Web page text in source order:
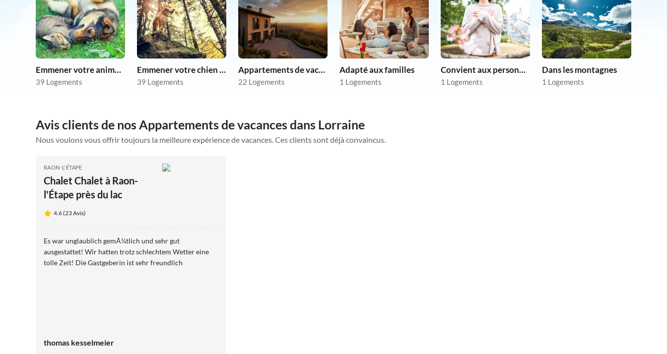
Emmener votre animal en vacances
39 Logements
Emmener votre chien en vacances
39 Logements
Appartements de vacances pas chers
22 Logements
Adapté aux familles
1 Logements
Convient aux personnes allergiques
1 Logements
Dans les montagnes
1 Logements
Avis clients de nos Appartements de vacances dans Lorraine
Nous voulons vous offrir toujours la meilleure expérience de vacances. Ces clients sont déjà convaincus.
RAON-L'ÉTAPE
Chalet Chalet à Raon-
l'Étape près du lac
4.6 (23 Avis)
Es war unglaublich gemÃ¼tlich und sehr gut
ausgestattet! Wir hatten trotz schlechtem Wetter eine
tolle Zeit! Die Gastgeberin ist sehr freundlich
thomas kesselmeier